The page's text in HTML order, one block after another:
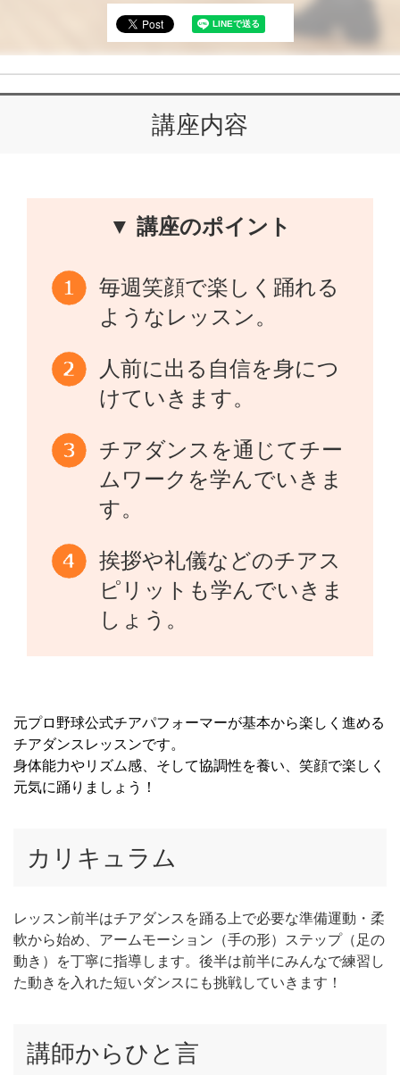
講座内容
▼ 講座のポイント
毎週笑顔で楽しく踊れる
ようなレッスン。
人前に出る自信を身につ
けていきます。
チアダンスを通じてチー
ムワークを学んでいきま
す。
挨拶や礼儀などのチアス
ピリットも学んでいきま
しょう。
元プロ野球公式チアパフォーマーが基本から楽しく進める
チアダンスレッスンです。
身体能力やリズム感、そして協調性を養い、笑顔で楽しく
元気に踊りましょう！
カリキュラム
レッスン前半はチアダンスを踊る上で必要な準備運動・柔
軟から始め、アームモーション（手の形）ステップ（足の
動き）を丁寧に指導します。後半は前半にみんなで練習し
た動きを入れた短いダンスにも挑戦していきます！
講師からひと言